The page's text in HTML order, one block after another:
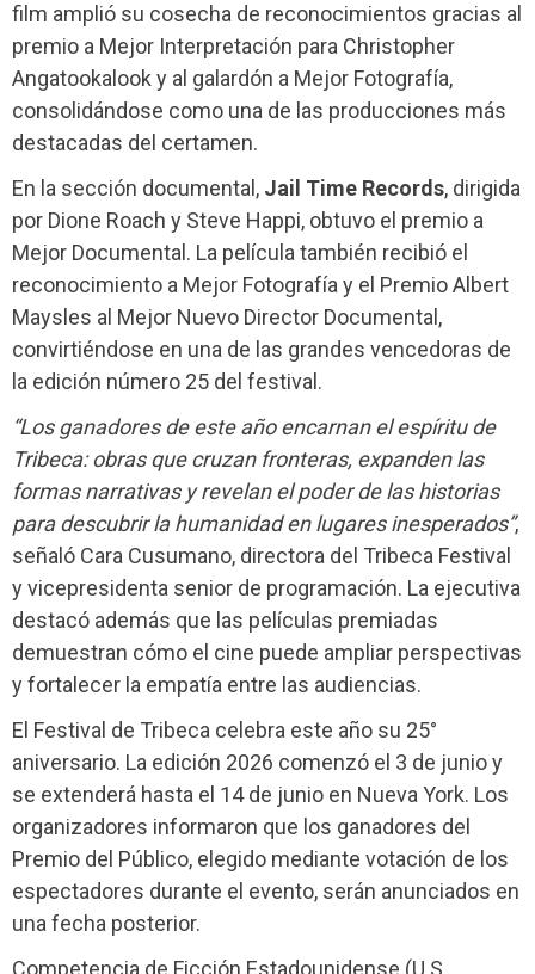
film amplió su cosecha de reconocimientos gracias al
premio a Mejor Interpretación para Christopher
Angatookalook y al galardón a Mejor Fotografía,
consolidándose como una de las producciones más
destacadas del certamen.
En la sección documental, Jail Time Records, dirigida
por Dione Roach y Steve Happi, obtuvo el premio a
Mejor Documental. La película también recibió el
reconocimiento a Mejor Fotografía y el Premio Albert
Maysles al Mejor Nuevo Director Documental,
convirtiéndose en una de las grandes vencedoras de
la edición número 25 del festival.
“Los ganadores de este año encarnan el espíritu de
Tribeca: obras que cruzan fronteras, expanden las
formas narrativas y revelan el poder de las historias
para descubrir la humanidad en lugares inesperados”,
señaló Cara Cusumano, directora del Tribeca Festival
y vicepresidenta senior de programación. La ejecutiva
destacó además que las películas premiadas
demuestran cómo el cine puede ampliar perspectivas
y fortalecer la empatía entre las audiencias.
El Festival de Tribeca celebra este año su 25°
aniversario. La edición 2026 comenzó el 3 de junio y
se extenderá hasta el 14 de junio en Nueva York. Los
organizadores informaron que los ganadores del
Premio del Público, elegido mediante votación de los
espectadores durante el evento, serán anunciados en
una fecha posterior.
Competencia de Ficción Estadounidense (U.S.